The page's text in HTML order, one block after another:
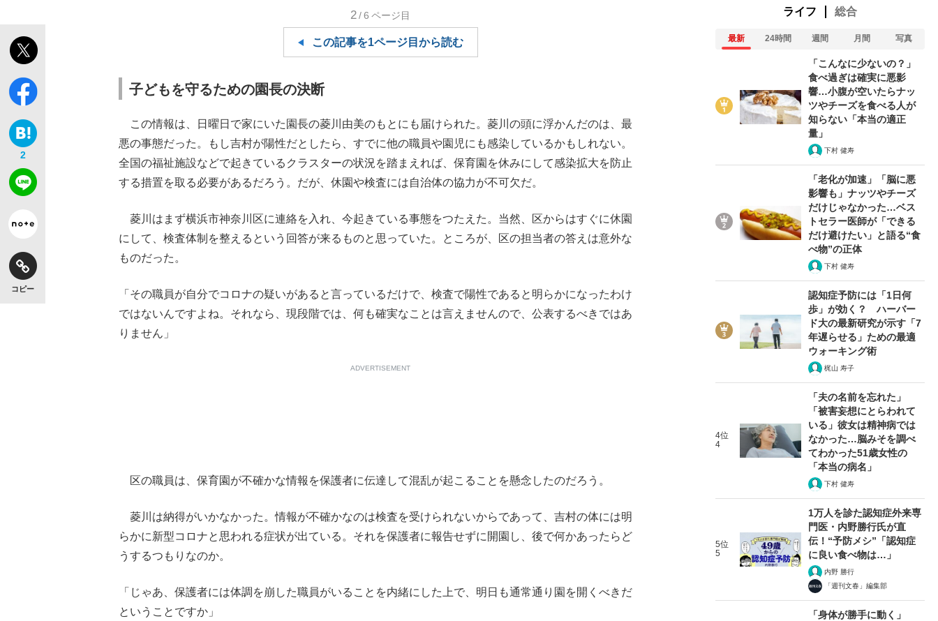
2
コピー
2/6 ページ目
この記事を1ページ目から読む
子どもを守るための園長の決断
この情報は、日曜日で家にいた園長の菱川由美のもとにも届けられた。菱川の頭に浮かんだのは、最
悪の事態だった。もし吉村が陽性だとしたら、すでに他の職員や園児にも感染しているかもしれない。
全国の福祉施設などで起きているクラスターの状況を踏まえれば、保育園を休みにして感染拡大を防止
する措置を取る必要があるだろう。だが、休園や検査には自治体の協力が不可欠だ。
菱川はまず横浜市神奈川区に連絡を入れ、今起きている事態をつたえた。当然、区からはすぐに休園
にして、検査体制を整えるという回答が来るものと思っていた。ところが、区の担当者の答えは意外な
ものだった。
「その職員が自分でコロナの疑いがあると言っているだけで、検査で陽性であると明らかになったわけ
ではないんですよね。それなら、現段階では、何も確実なことは言えませんので、公表するべきではあ
りません」
ADVERTISEMENT
区の職員は、保育園が不確かな情報を保護者に伝達して混乱が起こることを懸念したのだろう。
菱川は納得がいかなかった。情報が不確かなのは検査を受けられないからであって、吉村の体には明
らかに新型コロナと思われる症状が出ている。それを保護者に報告せずに開園し、後で何かあったらど
うするつもりなのか。
「じゃあ、保護者には体調を崩した職員がいることを内緒にした上で、明日も通常通り園を開くべきだ
ということですか」
ライフ 総合
最新 24時間 週間 月間 写真
「こんなに少ないの？」
食べ過ぎは確実に悪影
響…小腹が空いたらナッ
ツやチーズを食べる人が
知らない「本当の適正
量」
下村 健寿
「老化が加速」「脳に悪
影響も」ナッツやチーズ
だけじゃなかった…ベス
トセラー医師が「できる
だけ避けたい」と語る“食
べ物”の正体
下村 健寿
認知症予防には「1日何
歩」が効く？ ハーバー
ド大の最新研究が示す「7
年遅らせる」ための最適
ウォーキング術
梶山 寿子
4位
4
「夫の名前を忘れた」
「被害妄想にとらわれて
いる」彼女は精神病では
なかった…脳みそを調べ
てわかった51歳女性の
「本当の病名」
下村 健寿
5位
5
1万人を診た認知症外来専
門医・内野勝行氏が直
伝！“予防メシ”「認知症
に良い食べ物は…」
内野 勝行
「週刊文春」編集部
「身体が勝手に動く」